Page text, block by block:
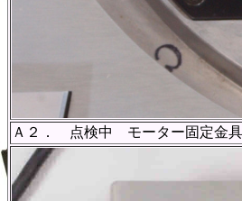
Ａ２． 点検中 モーター固定金具